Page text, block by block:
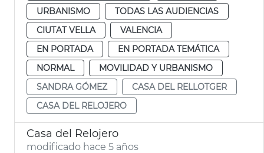
URBANISMO
TODAS LAS AUDIENCIAS
CIUTAT VELLA
VALENCIA
EN PORTADA
EN PORTADA TEMÁTICA
NORMAL
MOVILIDAD Y URBANISMO
SANDRA GÓMEZ
CASA DEL RELLOTGER
CASA DEL RELOJERO
Casa del Relojero
modificado hace 5 años